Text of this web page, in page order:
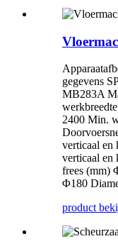
gegevens
MB283A
2400 Min.
verticaal en
verticaal en
frees (mm)
Φ180
product